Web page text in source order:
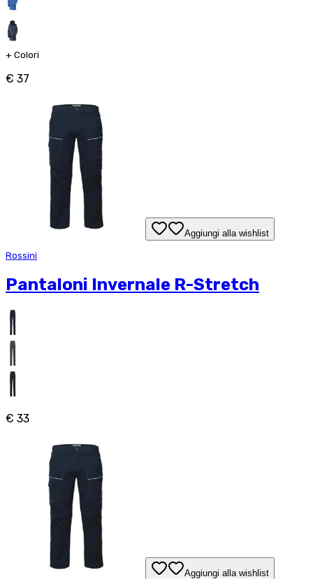
+ Colori
€ 37
Aggiungi alla wishlist
Rossini
Pantaloni Invernale R-Stretch
€ 33
Aggiungi alla wishlist